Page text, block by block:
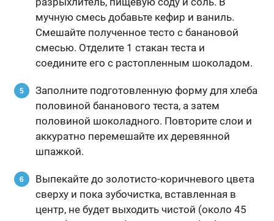
мучную смесь добавьте кефир и ваниль.
Смешайте полученное тесто с банановой
смесью. Отделите 1 стакан теста и
соедините его с растопленным шоколадом.
Заполните подготовленную форму для хлеба
половиной бананового теста, а затем
половиной шоколадного. Повторите слои и
аккуратно перемешайте их деревянной
шпажкой.
Выпекайте до золотисто-коричневого цвета
сверху и пока зубочистка, вставленная в
центр, не будет выходить чистой (около 45